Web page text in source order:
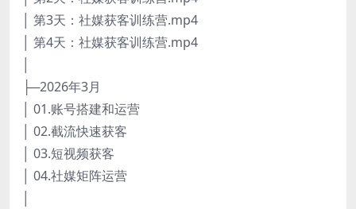
│ 第3天：社媒获客训练营.mp4
│ 第4天：社媒获客训练营.mp4
├─2026年3月
│ 01.账号搭建和运营
│ 02.截流快速获客
│ 03.短视频获客
│ 04.社媒矩阵运营